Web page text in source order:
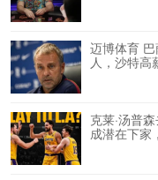
迈博体育
人，沙特高
克莱·汤普
成潜在下家